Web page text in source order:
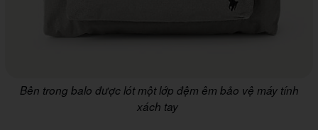
Bên trong balo được lót một lớp đệm êm bảo vệ máy tính
xách tay